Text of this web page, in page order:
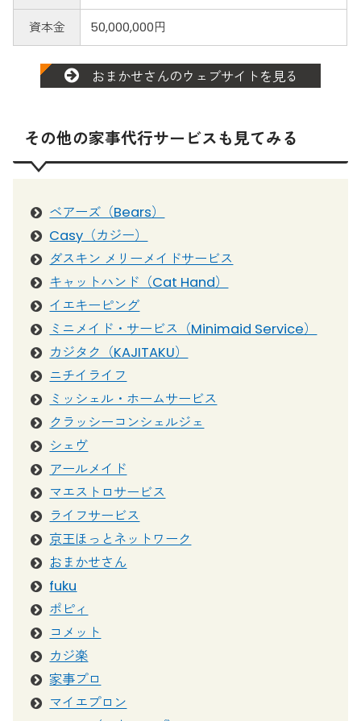
資本金 50,000,000円
おまかせさんのウェブサイトを見る
その他の家事代行サービスも見てみる
ベアーズ（Bears）
Casy（カジー）
ダスキン メリーメイドサービス
キャットハンド（Cat Hand）
イエキーピング
ミニメイド・サービス（Minimaid Service）
カジタク（KAJITAKU）
ニチイライフ
ミッシェル・ホームサービス
クラッシーコンシェルジェ
シェヴ
アールメイド
マエストロサービス
ライフサービス
京王ほっとネットワーク
おまかせさん
fuku
ポピィ
コメット
カジ楽
家事プロ
マイエプロン